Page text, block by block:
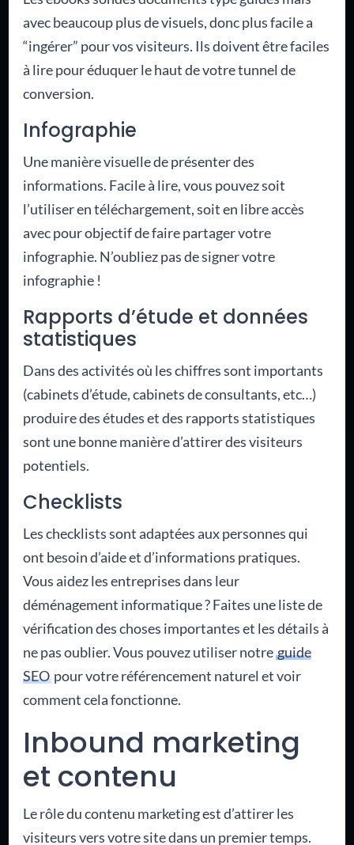
avec beaucoup plus de visuels, donc plus facile a
“ingérer” pour vos visiteurs. Ils doivent être faciles
à lire pour éduquer le haut de votre tunnel de
conversion.
Infographie
Une manière visuelle de présenter des
informations. Facile à lire, vous pouvez soit
l’utiliser en téléchargement, soit en libre accès
avec pour objectif de faire partager votre
infographie. N’oubliez pas de signer votre
infographie !
Rapports d’étude et données
statistiques
Dans des activités où les chiffres sont importants
(cabinets d’étude, cabinets de consultants, etc…)
produire des études et des rapports statistiques
sont une bonne manière d’attirer des visiteurs
potentiels.
Checklists
Les checklists sont adaptées aux personnes qui
ont besoin d’aide et d’informations pratiques.
Vous aidez les entreprises dans leur
déménagement informatique ? Faites une liste de
vérification des choses importantes et les détails à
ne pas oublier. Vous pouvez utiliser notreguide
SEO pour votre référencement naturel et voir
comment cela fonctionne.
Inbound marketing
et contenu
Le rôle du contenu marketing est d’attirer les
visiteurs vers votre site dans un premier temps.